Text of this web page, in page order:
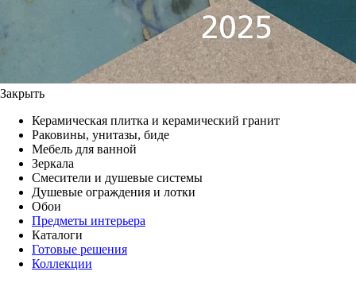
Закрыть
Керамическая плитка и керамический гранит
Раковины, унитазы, биде
Мебель для ванной
Зеркала
Смесители и душевые системы
Душевые ограждения и лотки
Обои
Предметы интерьера
Каталоги
Готовые решения
Коллекции